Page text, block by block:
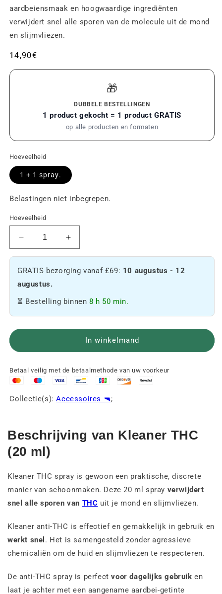
aardbeiensmaak en hoogwaardige ingrediënten
verwijdert snel alle sporen van de molecule uit de mond
en slijmvliezen.
Gebruikelijke
prijs
14,90€
🎁
DUBBELE BESTELLINGEN
1 product gekocht = 1 product GRATIS
op alle producten en formaten
Hoeveelheid
1 + 1 spray.
Belastingen niet inbegrepen.
Hoeveelheid
Verminder
de
Anti-
THC-
(Kleaner)
-
Verhoog
de
Anti-
(Kleaner)
-
GRATIS bezorging vanaf £69: 10 augustus - 12
augustus.
⏳ Bestelling binnen 8 h 50 min.
In winkelmand
Betaal veilig met de betaalmethode van uw voorkeur
Collectie(s):Accessoires 🔫;
Beschrijving van Kleaner THC
(20 ml)
Kleaner THC spray is gewoon een praktische, discrete
manier van schoonmaken. Deze 20 ml spray verwijdert
snel alle sporen van THC uit je mond en slijmvliezen.
Kleaner anti-THC is effectief en gemakkelijk in gebruik en
werkt snel . Het is samengesteld zonder agressieve
chemicaliën om de huid en slijmvliezen te respecteren.
De anti-THC spray is perfectvoor dagelijks gebruik en
laat je achter met een aangename aardbei-getinte